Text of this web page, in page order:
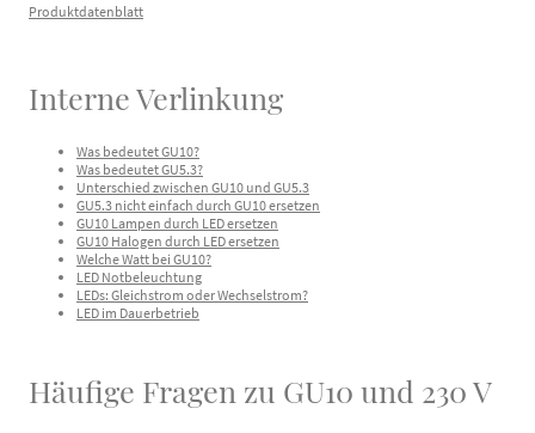
Produktdatenblatt
Interne Verlinkung
Was bedeutet GU10?
Was bedeutet GU5.3?
Unterschied zwischen GU10 und GU5.3
GU5.3 nicht einfach durch GU10 ersetzen
GU10 Lampen durch LED ersetzen
GU10 Halogen durch LED ersetzen
Welche Watt bei GU10?
LED Notbeleuchtung
LEDs: Gleichstrom oder Wechselstrom?
LED im Dauerbetrieb
Häufige Fragen zu GU10 und 230 V